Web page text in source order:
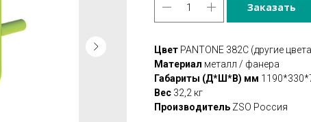
Заказать
Цвет PANTONE 382C (другие
Материал металл / фанера
Габариты (Д*Ш*В) мм
Вес 32,2 кг
Производитель ZSO Россия